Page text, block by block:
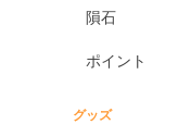
隕石
ポイント
グッズ